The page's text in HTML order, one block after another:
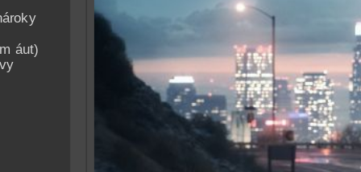
áut)